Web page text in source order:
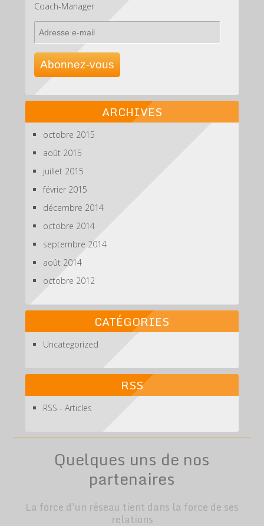
Coach-Manager
Adresse
e-
mail
Abonnez-vous
ARCHIVES
octobre 2015
août 2015
juillet 2015
février 2015
décembre 2014
octobre 2014
septembre 2014
août 2014
octobre 2012
CATÉGORIES
Uncategorized
RSS
RSS - Articles
Quelques uns de nos
partenaires
La force d'un réseau tient dans la force de ses
relations